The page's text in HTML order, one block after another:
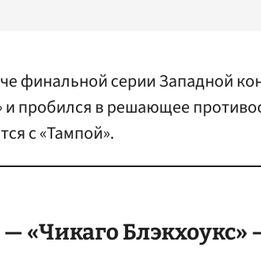
финальной серии Западной
пробился в решающее
с «Тампой».
«Чикаго Блэкхоукс»